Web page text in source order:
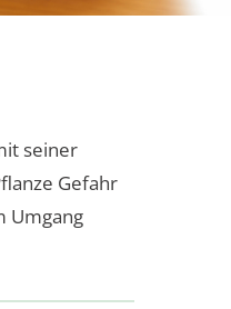
seiner
Gefahr
Umgang